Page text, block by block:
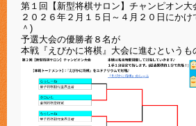
第１回【新型将棋サロン】チャンピオン大
２０２６年２月１５日～４月２０日にかけ
＾)
予選大会の優勝者８名が
本戦『えびかに将棋』大会に進むというも